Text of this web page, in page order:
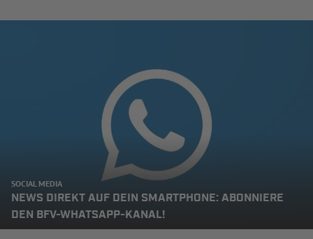
SOCIAL MEDIA
NEWS DIREKT AUF DEIN SMARTPHONE: ABONNIERE
DEN BFV-WHATSAPP-KANAL!